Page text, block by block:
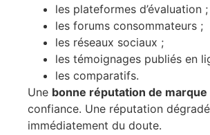
les plateformes d’évaluation ;
les forums consommateurs ;
les réseaux sociaux ;
les témoignages publiés en
les comparatifs.
Une bonne réputation de marque
confiance. Une réputation
immédiatement du doute.